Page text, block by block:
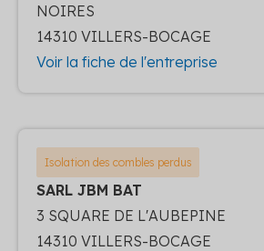
NOIRES
14310 VILLERS-BOCAGE
Voir la fiche de l'entreprise
Isolation des combles perdus
SARL JBM BAT
3 SQUARE DE L'AUBEPINE
14310 VILLERS-BOCAGE